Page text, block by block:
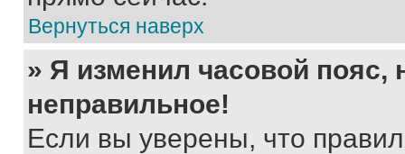
Вернуться наверх
» Я изменил часовой пояс,
неправильное!
Если вы уверены, что